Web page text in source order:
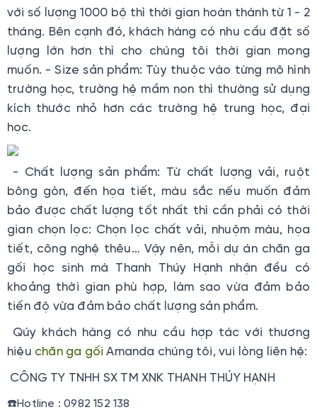
với số lượng 1000 bộ thì thời gian hoàn thành từ 1 - 2
tháng. Bên cạnh đó, khách hàng có nhu cầu đặt số
lượng lớn hơn thì cho chúng tôi thời gian mong
muốn. - Size sản phẩm: Tùy thuộc vào từng mô hình
trường học, trường hệ mầm non thì thường sử dụng
kích thước nhỏ hơn các trường hệ trung học, đại
học.
- Chất lượng sản phẩm: Từ chất lượng vải, ruột
bông gòn, đến họa tiết, màu sắc nếu muốn đảm
bảo được chất lượng tốt nhất thì cần phải có thời
gian chọn lọc: Chọn lọc chất vải, nhuộm màu, họa
tiết, công nghệ thêu… Vậy nên, mỗi dự án chăn ga
gối học sinh mà Thanh Thúy Hạnh nhận đều có
khoảng thời gian phù hợp, làm sao vừa đảm bảo
tiến độ vừa đảm bảo chất lượng sản phẩm.
Qúy khách hàng có nhu cầu hợp tác với thương
hiệu chăn ga gối Amanda chúng tôi, vui lòng liên hệ:
CÔNG TY TNHH SX TM XNK THANH THÚY HẠNH
☎️Hotline : 0982 152 138